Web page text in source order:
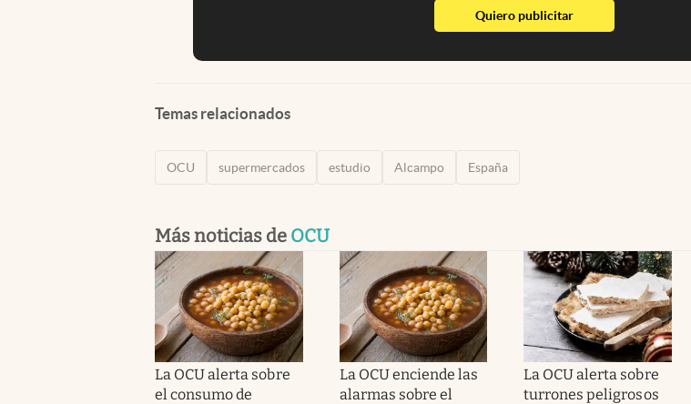
Quiero publicitarabre en nueva pestaña
Temas relacionados
OCU supermercados estudio Alcampo España
Más noticias de OCU
La OCU alerta sobre
el consumo de
La OCU enciende las
alarmas sobre el
La OCU alerta sobre
turrones peligrosos